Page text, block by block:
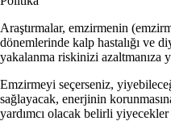
Araştırmalar, emzirmenin
dönemlerinde kalp hastalığı ve
yakalanma riskinizi azaltmanıza
Emzirmeyi seçerseniz,
sağlayacak, enerjinin
yardımcı olacak belirli yiyecekler